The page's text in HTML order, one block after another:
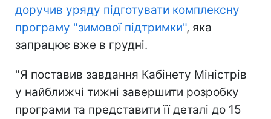
доручив уряду підготувати комплексну
програму "зимової підтримки", яка
запрацює вже в грудні.
"Я поставив завдання Кабінету Міністрів
у найближчі тижні завершити розробку
програми та представити її деталі до 15